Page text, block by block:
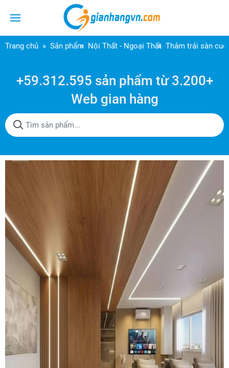
Trang chủ Sản phẩm Nội Thất - Ngoại Thất Thảm trải sàn
+59.312.595 sản phẩm từ 3.200+
Web gian hàng